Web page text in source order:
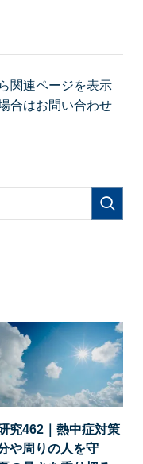
関連ページを表示
合はお問い合わせ
究462｜熱中症対策
や周りの人を守